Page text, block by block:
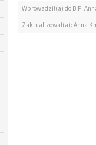
Wprowadził(a) do BIP:
Zaktualizował(a): Anna